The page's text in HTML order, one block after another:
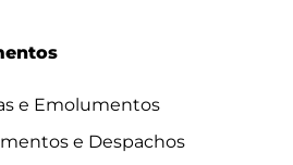
e Emolumentos
e Despachos